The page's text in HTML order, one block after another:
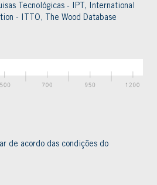
Tecnológicas - IPT, International
- ITTO, The Wood Database
de acordo das condições do